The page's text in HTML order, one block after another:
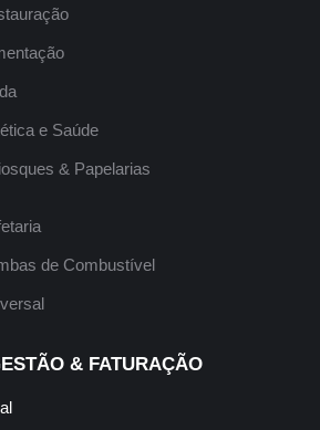
e Saúde
& Papelarias
de Combustível
& FATURAÇÃO